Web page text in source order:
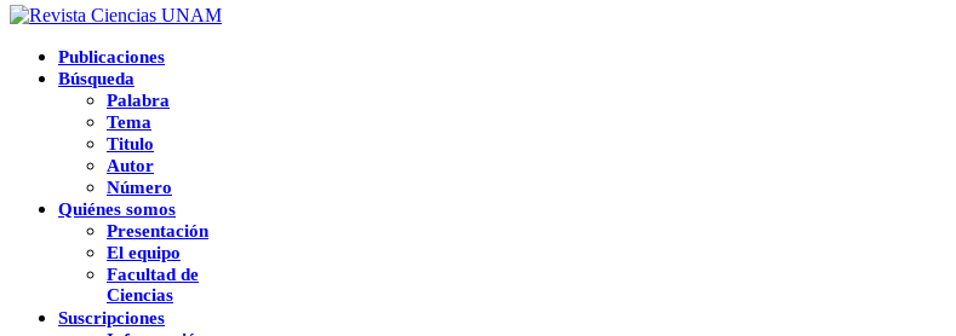
Publicaciones
Búsqueda
Palabra
Tema
Titulo
Autor
Número
Quiénes somos
Presentación
El equipo
Facultad de
Ciencias
Suscripciones